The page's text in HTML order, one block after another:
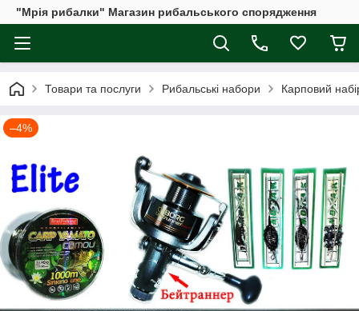
"Мрія рибалки" Магазин рибальського спорядження
Товари та послуги Рибальські набори Карповий
–4%